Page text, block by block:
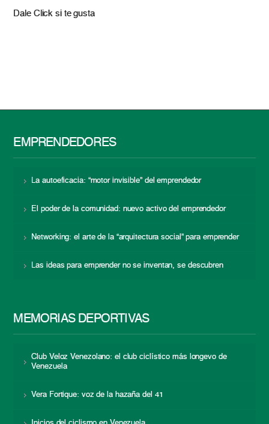
Dale Click si te gusta
EMPRENDEDORES
La autoeficacia: “motor invisible” del emprendedor
El poder de la comunidad: nuevo activo del emprendedor
Networking: el arte de la “arquitectura social” para emprender
Las ideas para emprender no se inventan, se descubren
MEMORIAS DEPORTIVAS
Club Veloz Venezolano: el club ciclístico más longevo de
Venezuela
Vera Fortique: voz de la hazaña del 41